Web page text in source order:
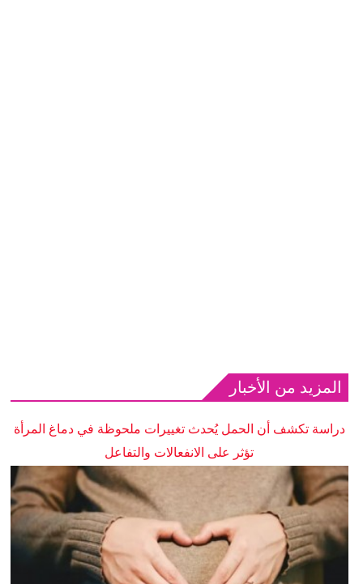
المزيد من الأخبار
دراسة تكشف أن الحمل يُحدث تغييرات ملحوظة في دماغ المرأة
تؤثر على الانفعالات والتفاعل